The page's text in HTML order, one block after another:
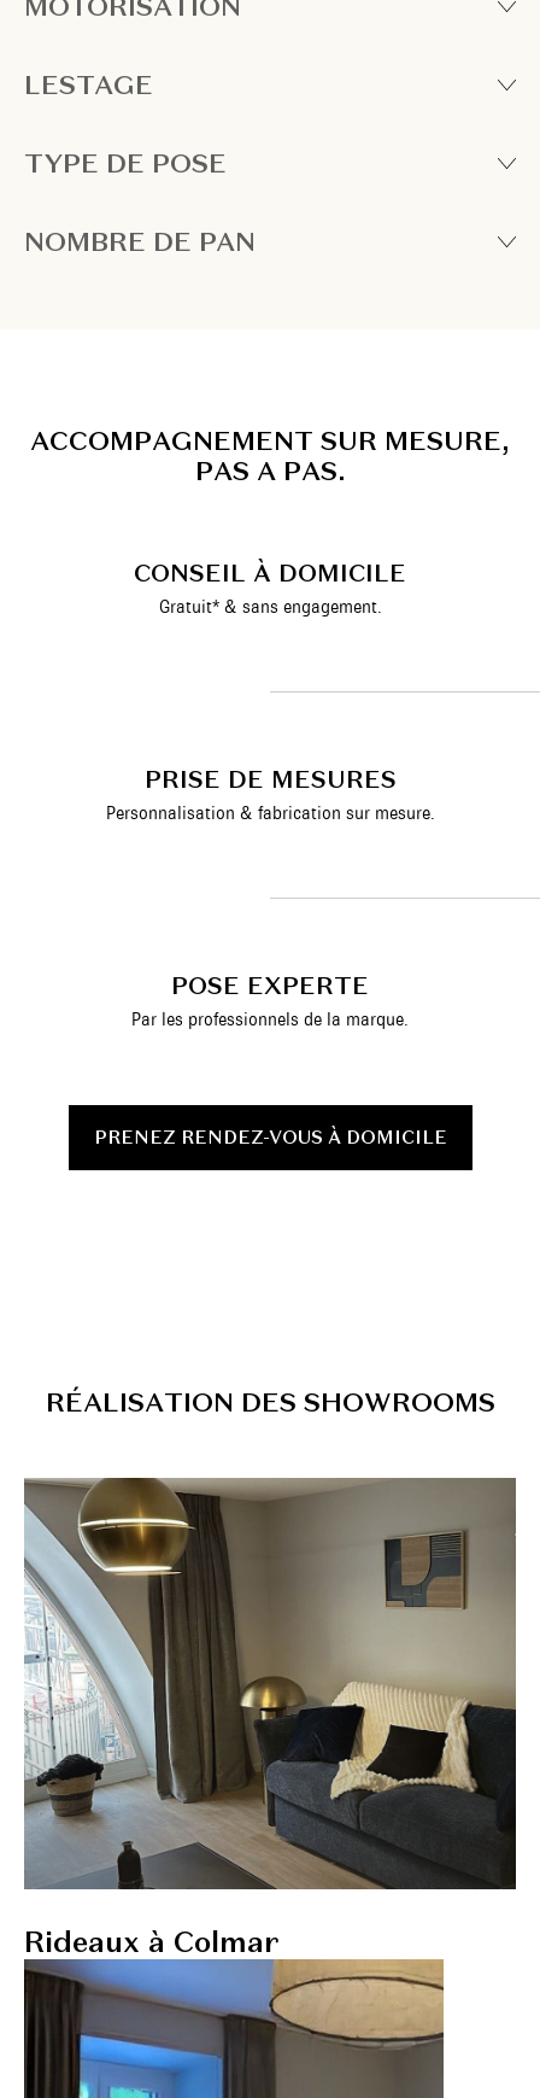
LESTAGE
TYPE DE POSE
NOMBRE DE PAN
ACCOMPAGNEMENT SUR MESURE,
PAS A PAS.
CONSEIL À DOMICILE
Gratuit* & sans engagement.
PRISE DE MESURES
Personnalisation & fabrication sur mesure.
POSE EXPERTE
Par les professionnels de la marque.
PRENEZ RENDEZ-VOUS À DOMICILE
RÉALISATION DES SHOWROOMS
Rideaux à Colmar